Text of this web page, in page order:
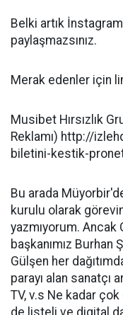
Belki artık
paylaşmazsınız.
Merak edenler için
Musibet Hırsızlık
Reklamı) http://
biletini-kestik-
Bu arada
kurulu olarak
yazmıyorum. Ancak
başkanımız Burhan
Gülşen her
parayı alan sanatçı
TV, v.s Ne kadar çok
de listeli ve digital